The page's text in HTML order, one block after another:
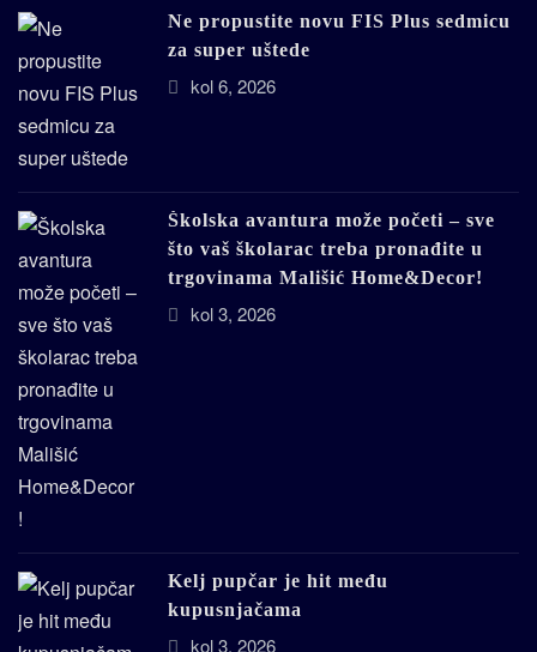
Ne propustite novu FIS Plus sedmicu
za super uštede
kol 6, 2026
Školska avantura može početi – sve
što vaš školarac treba pronađite u
trgovinama Mališić Home&Decor!
kol 3, 2026
Kelj pupčar je hit među
kupusnjačama
kol 3, 2026